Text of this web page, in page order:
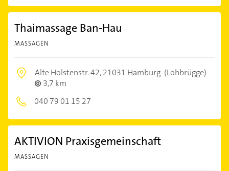
Thaimassage Ban-Hau
MASSAGEN
Alte Holstenstr. 42,21031 Hamburg (Lohbrügge)
3,7 km
040 79 01 15 27
AKTIVION Praxisgemeinschaft
MASSAGEN